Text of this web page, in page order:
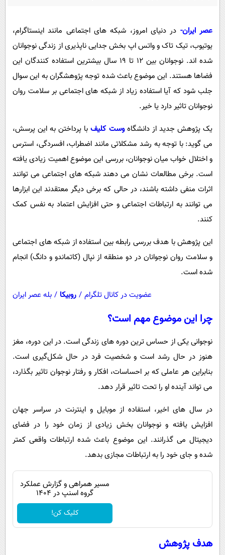
گوناگون
حوادث
محیط زیست
سلامت
بین الملل
حیات وحش
سیاست خارجی
دانلود
عصر ایران- در دنیای امروز، شبکه ‌های اجتماعی مانند اینستاگرام،
یوتیوب، تیک ‌تاک و واتس اپ بخش جدایی‌ ناپذیری از زندگی نوجوانان
شده‌ اند. نوجوانان بین 12 تا 19 سال بیشترین استفاده ‌کنندگان این
فضاها هستند. این موضوع باعث شده توجه پژوهشگران به این سوال
جلب شود که آیا استفاده زیاد از شبکه ‌های اجتماعی بر سلامت روان
نوجوانان تاثیر دارد یا خیر.
یک پژوهش جدید از دانشگاهوست کلیفبا پرداختن به این پرسش،
می گوید: با توجه به رشد مشکلاتی مانند اضطراب، افسردگی، استرس
و اختلال خواب میان نوجوانان، بررسی این موضوع اهمیت زیادی یافته
است. برخی مطالعات نشان می ‌دهند شبکه‌ های اجتماعی می ‌توانند
اثرات منفی داشته باشند، در حالی که برخی دیگر معتقدند این ابزارها
می ‌توانند به ارتباطات اجتماعی و حتی افزایش اعتماد به نفس کمک
کنند.
این پژوهش با هدف بررسی رابطه بین استفاده از شبکه ‌های اجتماعی
و سلامت روان نوجوانان در دو منطقه از نپال (کاتماندو و دانگ) انجام
شده است.
عضویت در کانال تلگرام / روبیکا / بله عصر ایران
چرا این موضوع مهم است؟
نوجوانی یکی از حساس ‌ترین دوره‌ های زندگی است. در این دوره، مغز
هنوز در حال رشد است و شخصیت فرد در حال شکل‌گیری است.
بنابراین هر عاملی که بر احساسات، افکار و رفتار نوجوان تاثیر بگذارد،
می ‌تواند آینده او را تحت تاثیر قرار دهد.
در سال ‌های اخیر، استفاده از موبایل و اینترنت در سراسر جهان
افزایش یافته و نوجوانان بخش زیادی از زمان خود را در فضای
دیجیتال می‌ گذرانند. این موضوع باعث شده ارتباطات واقعی کمتر
شده و جای خود را به ارتباطات مجازی بدهد.
مسیر همراهی و گزارش عملکرد
گروه اسنپ در ۱۴۰۴
کلیک کن!
هدف پژوهش